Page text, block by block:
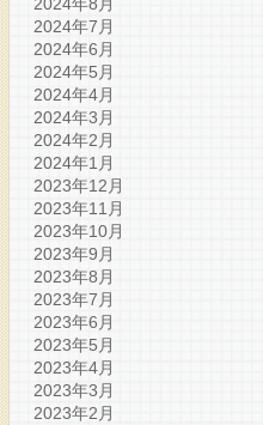
2024年7月
2024年6月
2024年5月
2024年4月
2024年3月
2024年2月
2024年1月
2023年12月
2023年11月
2023年10月
2023年9月
2023年8月
2023年7月
2023年6月
2023年5月
2023年4月
2023年3月
2023年2月